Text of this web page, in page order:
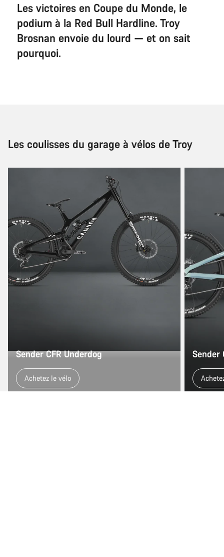
Les victoires en Coupe du Monde, le
podium à la Red Bull Hardline. Troy
Brosnan envoie du lourd — et on sait
pourquoi.
Les coulisses du garage à vélos de Troy
Sender CFR Underdog
Achetez le vélo
Sender